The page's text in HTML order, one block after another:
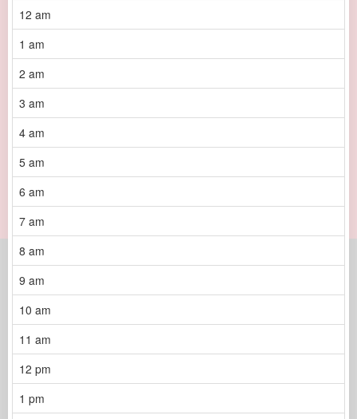
12 am
1 am
2 am
3 am
4 am
5 am
6 am
7 am
8 am
9 am
10 am
11 am
12 pm
1 pm